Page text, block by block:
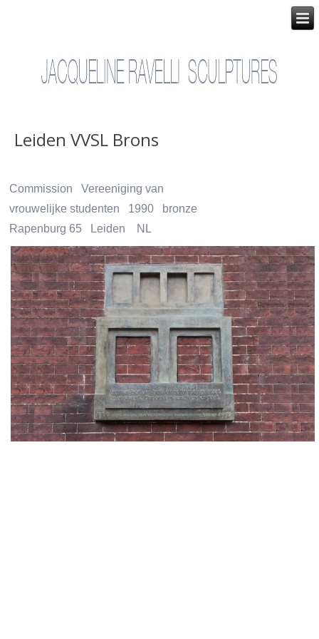
Leiden VVSL Brons
Commission Vereeniging van
vrouwelijke studenten 1990 bronze
Rapenburg 65 Leiden NL